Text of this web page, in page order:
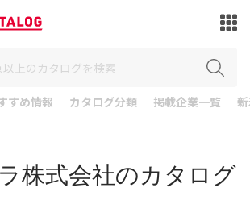
すめ情報 カタログ分類 掲載企業一覧
株式会社のカタログ